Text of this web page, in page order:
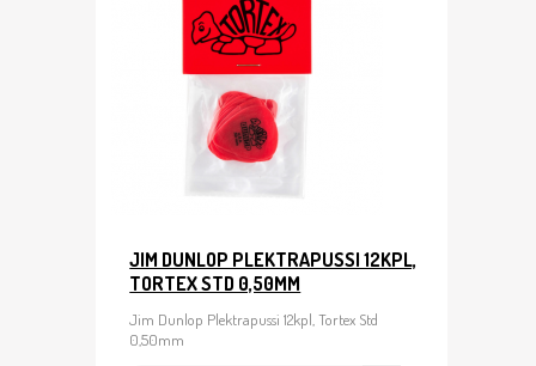
JIM DUNLOP PLEKTRAPUSSI 12KPL,
TORTEX STD 0,50MM
Jim Dunlop Plektrapussi 12kpl, Tortex Std
0,50mm